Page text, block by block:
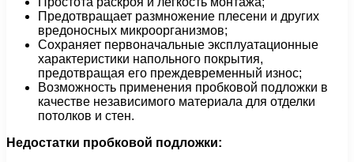
Предотвращает размножение плесени и других
вредоносных микроорганизмов;
Сохраняет первоначальные эксплуатационные
характеристики напольного покрытия,
предотвращая его преждевременный износ;
Возможность применения пробковой подложки в
качестве независимого материала для отделки
потолков и стен.
Недостатки пробковой подложки: